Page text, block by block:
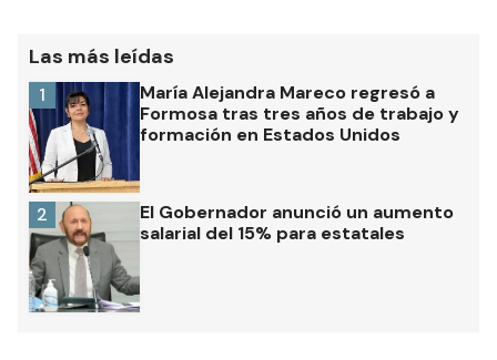
Las más leídas
María Alejandra Mareco regresó a
Formosa tras tres años de trabajo y
formación en Estados Unidos
1
El Gobernador anunció un aumento
salarial del 15% para estatales
2